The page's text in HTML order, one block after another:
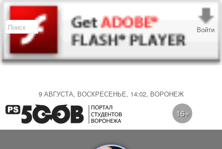
9 АВГУСТА, ВОСКРЕСЕНЬЕ, 14:02, ВОРОНЕЖ
Войти
16+